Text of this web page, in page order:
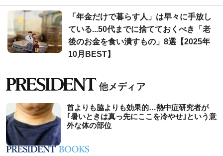
「年金だけで暮らす人」は早々に手放し
ている...50代までに捨てておくべき「老
後のお金を食い潰すもの」8選【2025年
10月BEST】
首よりも脇よりも効果的…熱中症研究者が
｢暑いときは真っ先にここを冷やせ｣という意
外な体の部位